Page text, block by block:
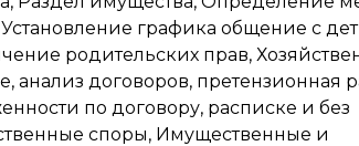
Установление графика общение с
родительских прав,
анализ договоров, претензионная
по договору, расписке и без
споры, Имущественные и